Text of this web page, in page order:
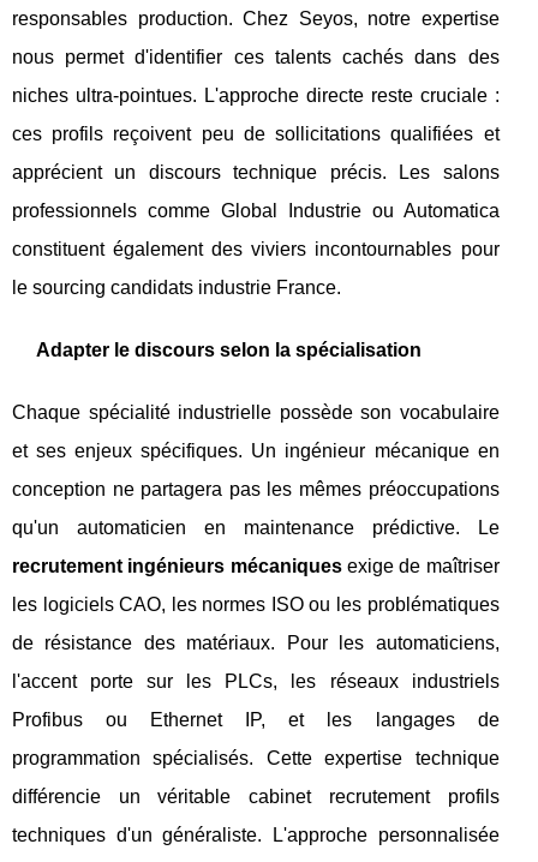
responsables production. Chez Seyos, notre expertise
nous permet d'identifier ces talents cachés dans des
niches ultra-pointues. L'approche directe reste cruciale :
ces profils reçoivent peu de sollicitations qualifiées et
apprécient un discours technique précis. Les salons
professionnels comme Global Industrie ou Automatica
constituent également des viviers incontournables pour
le sourcing candidats industrie France.
Adapter le discours selon la spécialisation
Chaque spécialité industrielle possède son vocabulaire
et ses enjeux spécifiques. Un ingénieur mécanique en
conception ne partagera pas les mêmes préoccupations
qu'un automaticien en maintenance prédictive. Le
recrutement ingénieurs mécaniquesexige de maîtriser
les logiciels CAO, les normes ISO ou les problématiques
de résistance des matériaux. Pour les automaticiens,
l'accent porte sur les PLCs, les réseaux industriels
Profibus ou Ethernet IP, et les langages de
programmation spécialisés. Cette expertise technique
différencie un véritable cabinet recrutement profils
techniques d'un généraliste. L'approche personnalisée